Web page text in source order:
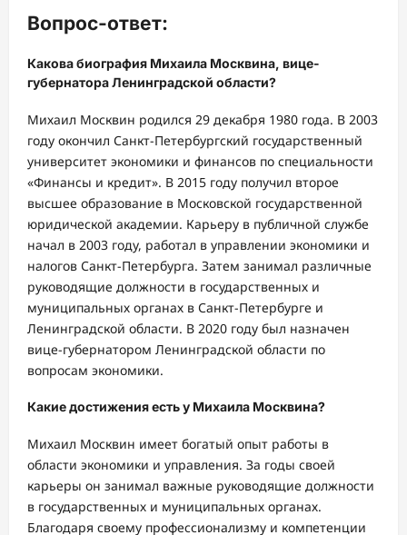
Вопрос-ответ:
Какова биография Михаила Москвина, вице-
губернатора Ленинградской области?
Михаил Москвин родился 29 декабря 1980 года. В 2003
году окончил Санкт-Петербургский государственный
университет экономики и финансов по специальности
«Финансы и кредит». В 2015 году получил второе
высшее образование в Московской государственной
юридической академии. Карьеру в публичной службе
начал в 2003 году, работал в управлении экономики и
налогов Санкт-Петербурга. Затем занимал различные
руководящие должности в государственных и
муниципальных органах в Санкт-Петербурге и
Ленинградской области. В 2020 году был назначен
вице-губернатором Ленинградской области по
вопросам экономики.
Какие достижения есть у Михаила Москвина?
Михаил Москвин имеет богатый опыт работы в
области экономики и управления. За годы своей
карьеры он занимал важные руководящие должности
в государственных и муниципальных органах.
Благодаря своему профессионализму и компетенции